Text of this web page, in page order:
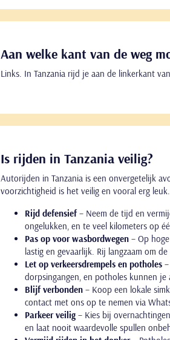
Aan welke kant van de weg
Links. In Tanzania rijd je aan de linkerkant
Is rijden in Tanzania veilig?
Autorijden in Tanzania is een onvergetelijk
voorzichtigheid is het veilig en vooral erg
Rijd defensief– Neem de tijd en
ongelukken, en te veel kilometers op
Pas op voor wasbordwegen – Op
lastig en gevaarlijk. Rij langzaam om
Let op verkeersdrempels en potholes
dorpsingangen, en potholes kunnen
Blijf verbonden – Koop een lokale
contact met ons op te nemen via
Parkeer veilig – Kies bij
en laat nooit waardevolle spullen